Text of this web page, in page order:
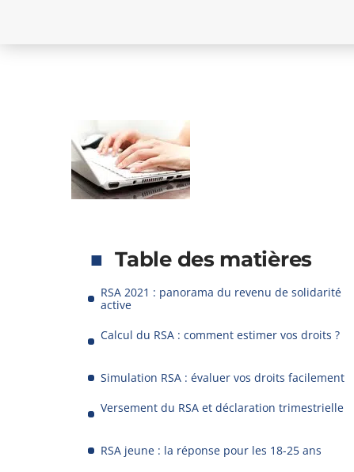
Table des matières
RSA 2021 : panorama du revenu de solidarité
active
Calcul du RSA : comment estimer vos droits ?
Simulation RSA : évaluer vos droits facilement
Versement du RSA et déclaration trimestrielle
RSA jeune : la réponse pour les 18-25 ans